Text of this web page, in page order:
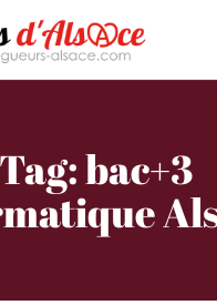
Tag: bac+3